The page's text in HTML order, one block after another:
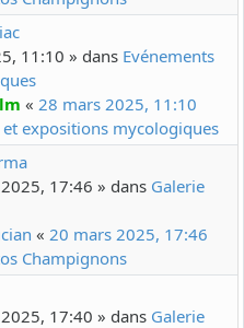
11:10 » dans Evénements
« 28 mars 2025, 11:10
et expositions mycologiques
17:46 » dans Galerie
« 20 mars 2025, 17:46
Champignons
17:40 » dans Galerie